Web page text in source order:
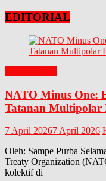
EDITORIAL
NATO Minus One:
Tatanan Multipolar
7 April 20267 April 2026
Oleh: Sampe Purba
Treaty Organization
kolektif di